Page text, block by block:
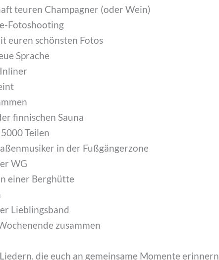
teuren Champagner (oder Wein)
Fotoshooting
euren schönsten Fotos
Sprache
finnischen Sauna
Teilen
in der Fußgängerzone
WG
einer Berghütte
Lieblingsband
zusammen
die euch an gemeinsame Momente erinnern